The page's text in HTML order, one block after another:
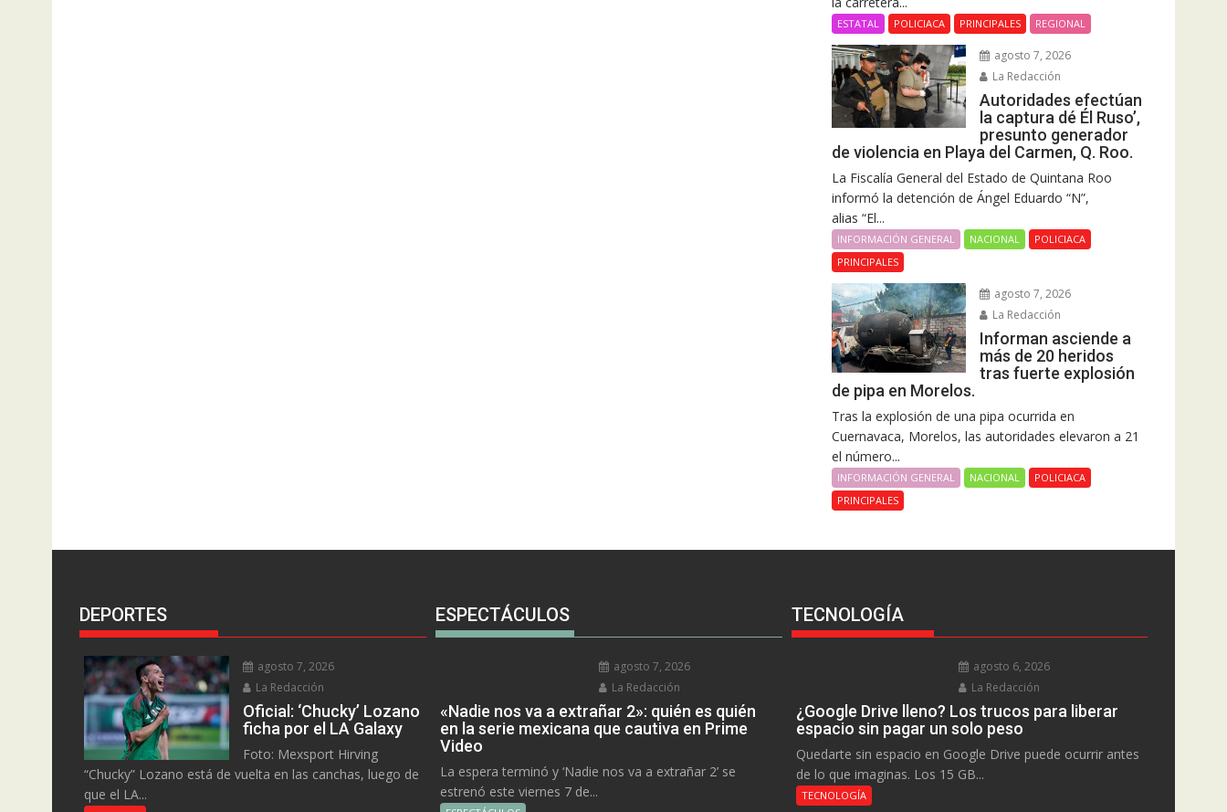
ESTATAL POLICIACA PRINCIPALES REGIONAL
agosto 7, 2026
La Redacción
Autoridades efectúan
la captura dé Él Ruso’,
presunto generador
de violencia en Playa del Carmen, Q. Roo.
La Fiscalía General del Estado de Quintana Roo
informó la detención de Ángel Eduardo “N”,
alias “El...
INFORMACIÓN GENERAL NACIONAL
POLICIACA
PRINCIPALES
agosto 7, 2026
La Redacción
Informan asciende a
más de 20 heridos
tras fuerte explosión
de pipa en Morelos.
Tras la explosión de una pipa ocurrida en
Cuernavaca, Morelos, las autoridades elevaron a 21
el número...
INFORMACIÓN GENERAL NACIONAL
POLICIACA
PRINCIPALES
DEPORTES
agosto 7, 2026
La Redacción
Oficial: ‘Chucky’ Lozano
ficha por el LA Galaxy
Foto: Mexsport Hirving
“Chucky” Lozano está de vuelta en las canchas, luego de
que el LA...
ESPECTÁCULOS
agosto 7, 2026
La Redacción
«Nadie nos va a extrañar 2»: quién es quién
en la serie mexicana que cautiva en Prime
Video
La espera terminó y ‘Nadie nos va a extrañar 2’ se
estrenó este viernes 7 de...
TECNOLOGÍA
agosto 6, 2026
La Redacción
¿Google Drive lleno? Los trucos para liberar
espacio sin pagar un solo peso
Quedarte sin espacio en Google Drive puede ocurrir antes
de lo que imaginas. Los 15 GB...
TECNOLOGÍA